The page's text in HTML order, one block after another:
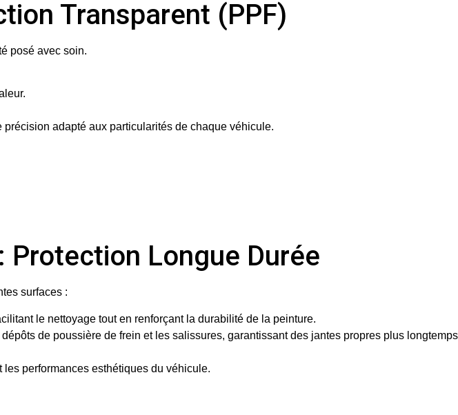
Transparent (PPF)
posé avec soin.
précision adapté aux particularités de chaque véhicule.
Protection Longue Durée
surfaces :
le nettoyage tout en renforçant la durabilité de la peinture.
de poussière de frein et les salissures, garantissant des jantes propres plus longtemps
performances esthétiques du véhicule.